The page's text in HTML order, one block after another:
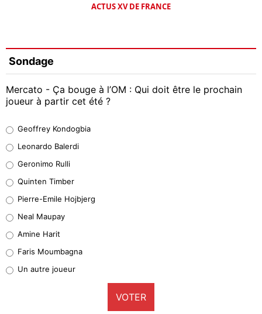
ACTUS XV DE FRANCE
Sondage
Mercato - Ça bouge à l’OM : Qui doit être le prochain
joueur à partir cet été ?
38%
32%
5%
1%
9%
Geoffrey Kondogbia
Leonardo Balerdi
Geronimo Rulli
Quinten Timber
Pierre-Emile Hojbjerg
Neal Maupay
Amine Harit
Faris Moumbagna
Un autre joueur
VOTER